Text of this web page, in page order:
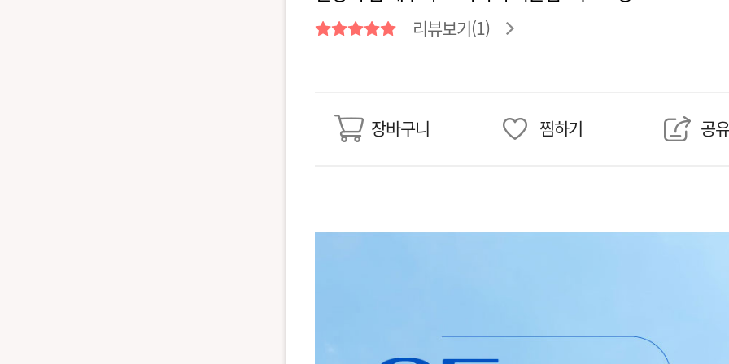
리뷰보기(1)
장바구니 찜하기 공